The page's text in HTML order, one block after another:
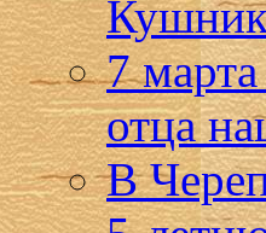
7
отца
В